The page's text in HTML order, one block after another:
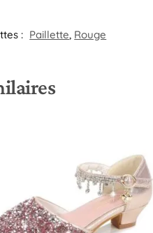
: Paillette, Rouge